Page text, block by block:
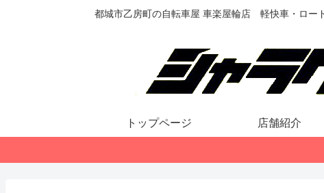
都城市乙房町の自転車屋 車楽屋輪店 軽快車・ロー
トップページ 店舗紹介